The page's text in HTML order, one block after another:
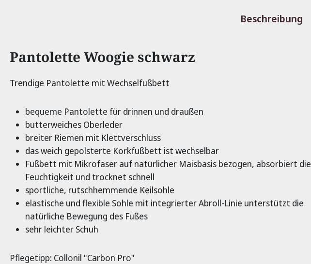
Beschreibung
Produktinformationen
Pantolette Woogie schwarz
Trendige Pantolette mit Wechselfußbett
bequeme Pantolette für drinnen und draußen
butterweiches Oberleder
breiter Riemen mit Klettverschluss
das weich gepolsterte Korkfußbett ist wechselbar
Fußbett mit Mikrofaser auf natürlicher Maisbasis bezogen, absorbiert die
Feuchtigkeit und trocknet schnell
sportliche, rutschhemmende Keilsohle
elastische und flexible Sohle mit integrierter Abroll-Linie unterstützt die
natürliche Bewegung des Fußes
sehr leichter Schuh
Pflegetipp: Collonil "Carbon Pro"